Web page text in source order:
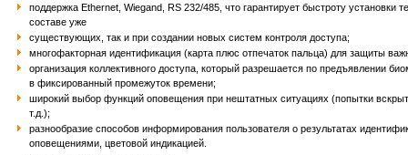
поддержка Ethernet, Wiegand, RS 232/485, что гарантирует быстроту установки
составе уже
существующих, так и при создании новых систем контроля доступа;
многофакторная идентификация (карта плюс отпечаток пальца) для защиты
организация коллективного доступа, который разрешается по предъявлении
в фиксированный промежуток времени;
широкий выбор функций оповещения при нештатных ситуациях (попытки
т.д.);
разнообразие cпособов информирования пользователя о результатах
оповещениями, цветовой индикацией.